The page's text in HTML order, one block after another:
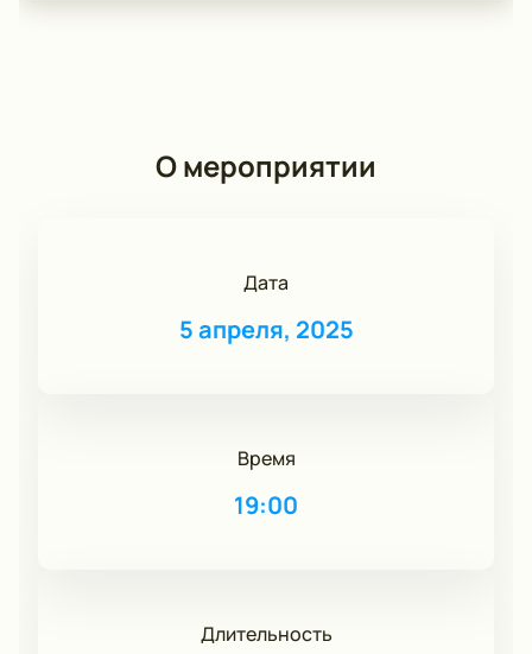
О мероприятии
Дата
5 апреля, 2025
Время
19:00
Длительность